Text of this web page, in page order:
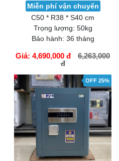
Miễn phí vận chuyển
C50 * R38 * S40 cm
Trọng lượng: 50kg
Bảo hành: 36 tháng
Giá: 4,690,000 đ
6,263,000
đ
OFF 25%